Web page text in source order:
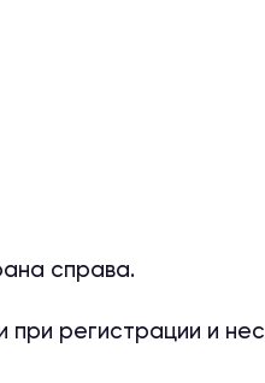
справа.
регистрации и